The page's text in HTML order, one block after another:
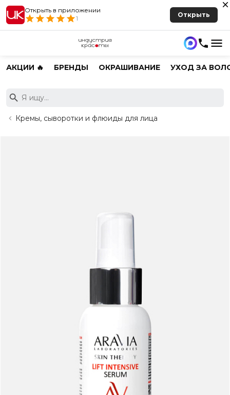
Открыть в приложении
1
Открыть
АКЦИИ 🔥 БРЕНДЫ ОКРАШИВАНИЕ УХОД ЗА
Кремы, сыворотки и флюиды для лица